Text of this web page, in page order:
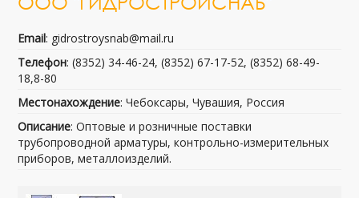
Email: gidrostroysnab@mail.ru
Телефон: (8352) 34-46-24, (8352) 67-17-52, (8352) 68-49-
18,8-80
Местонахождение: Чебоксары, Чувашия, Россия
Описание: Оптовые и розничные поставки
трубопроводной арматуры, контрольно-измерительных
приборов, металлоизделий.